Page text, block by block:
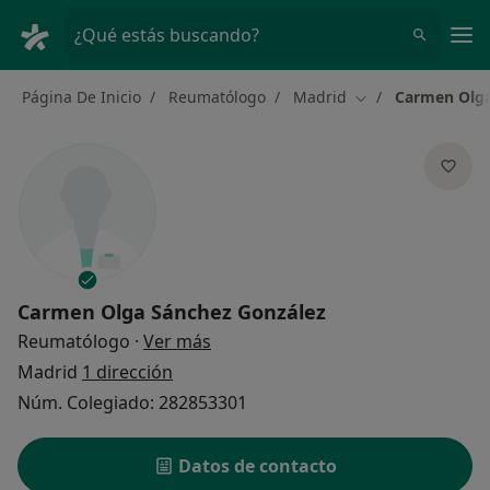
¿Qué estás buscando?
Página De Inicio Reumatólogo Madrid Cambiar de
Carmen
Carmen Olga Sánchez González
Reumatólogo · Ver más
Madrid 1 dirección
Núm. Colegiado: 282853301
Datos de contacto